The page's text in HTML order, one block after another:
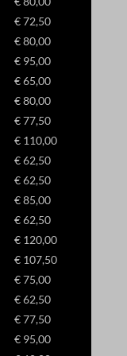
€ 72,50
€ 80,00
€ 95,00
€ 65,00
€ 80,00
€ 77,50
€ 110,00
€ 62,50
€ 62,50
€ 85,00
€ 62,50
€ 120,00
€ 107,50
€ 75,00
€ 62,50
€ 77,50
€ 95,00